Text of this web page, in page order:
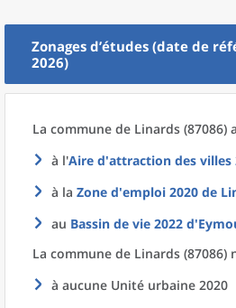
Zonages d’études (date de
2026)
La commune de Linards (87086)
à l'Aire d'attraction des villes
à la Zone d'emploi 2020 de
au Bassin de vie 2022 d'
La commune de Linards (87086)
à aucune Unité urbaine 2020